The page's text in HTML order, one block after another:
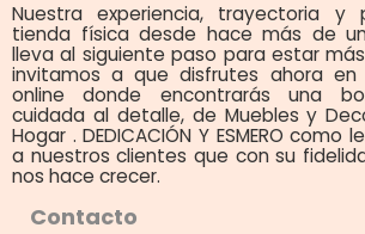
Nuestra experiencia, trayectoria y
tienda física desde hace más de
lleva al siguiente paso para estar
invitamos a que disfrutes ahora en
online donde encontrarás una
cuidada al detalle, de Muebles y
Hogar . DEDICACIÓN Y ESMERO como
a nuestros clientes que con su
nos hace crecer.
Contacto